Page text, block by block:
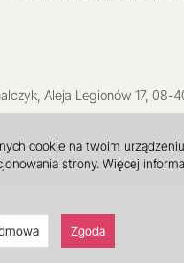
Aleja Legionów 17, 08-
cookie na twoim
strony. Więcej
Zgoda